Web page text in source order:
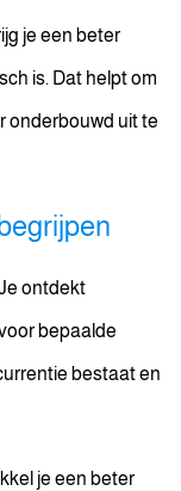
je een beter
is. Dat helpt om
onderbouwd uit te
ontdekt
bepaalde
bestaat en
je een beter